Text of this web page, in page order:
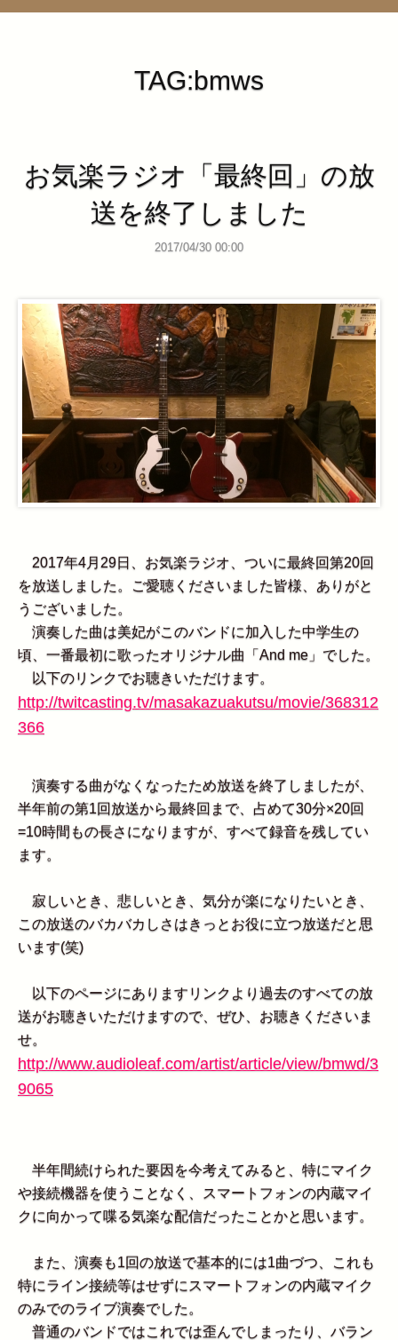
TAG:bmws
お気楽ラジオ「最終回」の放
送を終了しました
2017/04/30 00:00
2017年4月29日、お気楽ラジオ、ついに最終回第20回
を放送しました。ご愛聴くださいました皆様、ありがと
うございました。
演奏した曲は美妃がこのバンドに加入した中学生の
頃、一番最初に歌ったオリジナル曲「And me」でした。
以下のリンクでお聴きいただけます。
http://twitcasting.tv/masakazuakutsu/movie/368312
366
演奏する曲がなくなったため放送を終了しましたが、
半年前の第1回放送から最終回まで、占めて30分×20回
=10時間もの長さになりますが、すべて録音を残してい
ます。
寂しいとき、悲しいとき、気分が楽になりたいとき、
この放送のバカバカしさはきっとお役に立つ放送だと思
います(笑)
以下のページにありますリンクより過去のすべての放
送がお聴きいただけますので、ぜひ、お聴きくださいま
せ。
http://www.audioleaf.com/artist/article/view/bmwd/3
9065
半年間続けられた要因を今考えてみると、特にマイク
や接続機器を使うことなく、スマートフォンの内蔵マイ
クに向かって喋る気楽な配信だったことかと思います。
また、演奏も1回の放送で基本的には1曲づつ、これも
特にライン接続等はせずにスマートフォンの内蔵マイク
のみでのライブ演奏でした。
普通のバンドではこれでは歪んでしまったり、バラン